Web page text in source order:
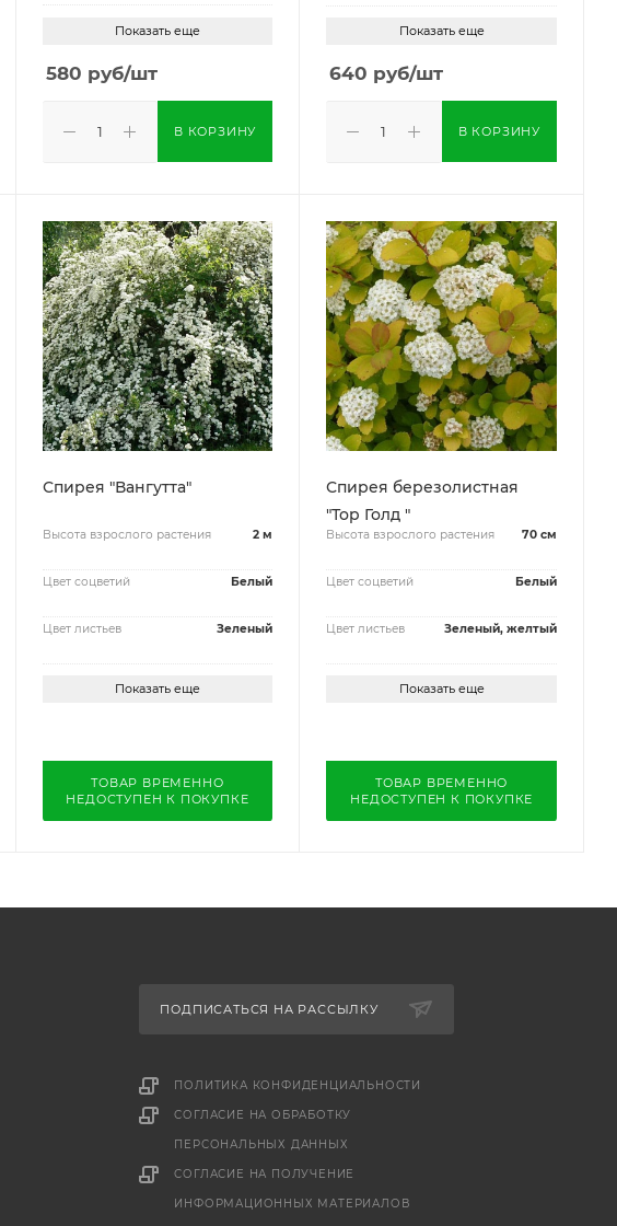
Показать еще
580 руб/шт
В КОРЗИНУ
Показать еще
640 руб/шт
В КОРЗИНУ
Спирея "Вангутта"
Высота взрослого растения 2 м
Цвет соцветий Белый
Цвет листьев Зеленый
Показать еще
ТОВАР ВРЕМЕННО
НЕДОСТУПЕН К ПОКУПКЕ
Спирея березолистная
"Тор Голд "
Высота взрослого растения 70 см
Цвет соцветий Белый
Цвет листьев Зеленый, желтый
Показать еще
ТОВАР ВРЕМЕННО
НЕДОСТУПЕН К ПОКУПКЕ
ПОДПИСАТЬСЯ НА РАССЫЛКУ
ПОЛИТИКА КОНФИДЕНЦИАЛЬНОСТИ
СОГЛАСИЕ НА ОБРАБОТКУ
ПЕРСОНАЛЬНЫХ ДАННЫХ
СОГЛАСИЕ НА ПОЛУЧЕНИЕ
ИНФОРМАЦИОННЫХ МАТЕРИАЛОВ